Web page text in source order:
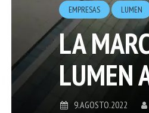
EMPRESAS LUMEN
LA
LUMEN
9.AGOSTO.2022